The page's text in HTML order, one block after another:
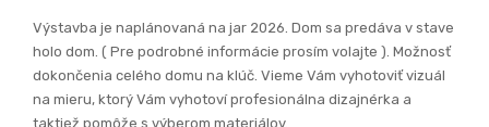
hypotekárneho úveru. S financovaním Vám pomôže náš
hypotekárny špecialista. Ku každému klientovi sa v rámci
financovania pristupuje individuálne.
Obec Moravany nad Váhom sa nachádza v okrese Piešťany,
vzdialené len 4 min. cesty autom od mesta Piešťany. V obci sa